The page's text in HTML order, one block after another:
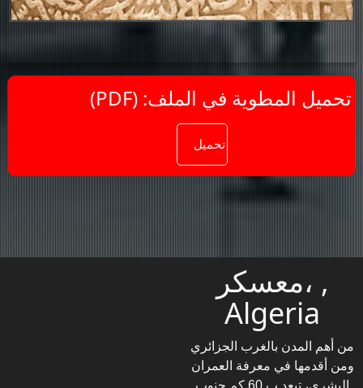
(PDF) :تحميل المطوية في الملف
معسكر، ,
Algeria
من أهم المدن بالغرب الجزائري
ومن أقدمها في معرفة العمران
البشري، تبعد ب 60 كم جنوب